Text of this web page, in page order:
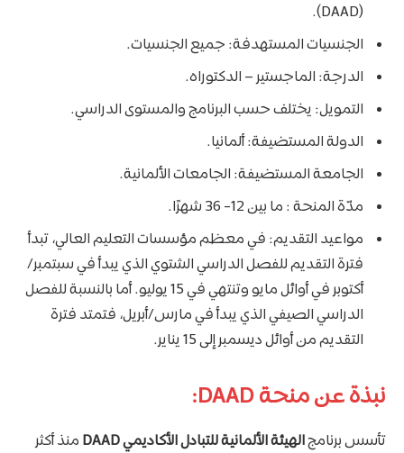
(DAAD).
الجنسيات المستهدفة: جميع الجنسيات.
الدرجة: الماجستير – الدكتوراه.
التمويل: يختلف حسب البرنامج والمستوى الدراسي.
الدولة المستضيفة: ألمانيا.
الجامعة المستضيفة: الجامعات الألمانية.
مدّة المنحة : ما بين 12- 36 شهرًا.
مواعيد التقديم: في معظم مؤسسات التعليم العالي، تبدأ
فترة التقديم للفصل الدراسي الشتوي الذي يبدأ في سبتمبر/
أكتوبر في أوائل مايو وتنتهي في 15 يوليو. أما بالنسبة للفصل
الدراسي الصيفي الذي يبدأ في مارس/أبريل، فتمتد فترة
التقديم من أوائل ديسمبر إلى 15 يناير.
نبذة عن منحة DAAD:
تأسس برنامجالهيئة الألمانية للتبادل الأكاديمي
منذ أكثر